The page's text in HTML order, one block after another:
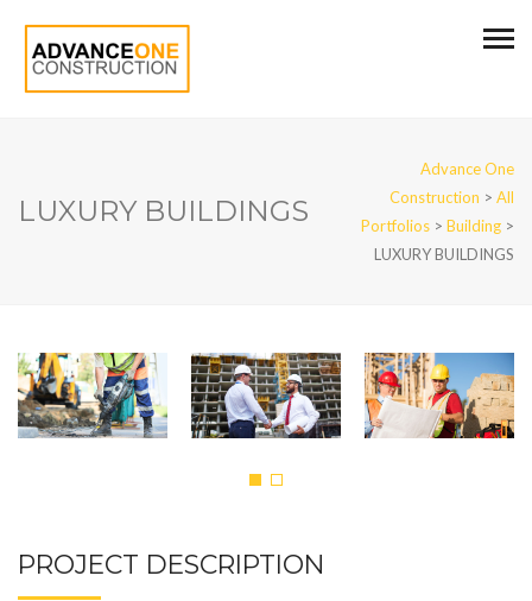
LUXURY BUILDINGS
Advance One
Construction > All
Portfolios > Building >
LUXURY BUILDINGS
PROJECT DESCRIPTION